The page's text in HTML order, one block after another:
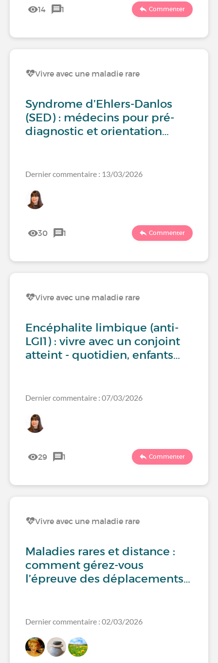
14 1 Commenter
Vivre avec une maladie rare
Syndrome d’Ehlers-Danlos
(SED) : médecins pour pré-
diagnostic et orientation…
Dernier commentaire : 13/03/2026
30 1 Commenter
Vivre avec une maladie rare
Encéphalite limbique (anti-
LGI1) : vivre avec un conjoint
atteint - quotidien, enfants…
Dernier commentaire : 07/03/2026
29 1 Commenter
Vivre avec une maladie rare
Maladies rares et distance :
comment gérez-vous
l’épreuve des déplacements…
Dernier commentaire : 02/03/2026